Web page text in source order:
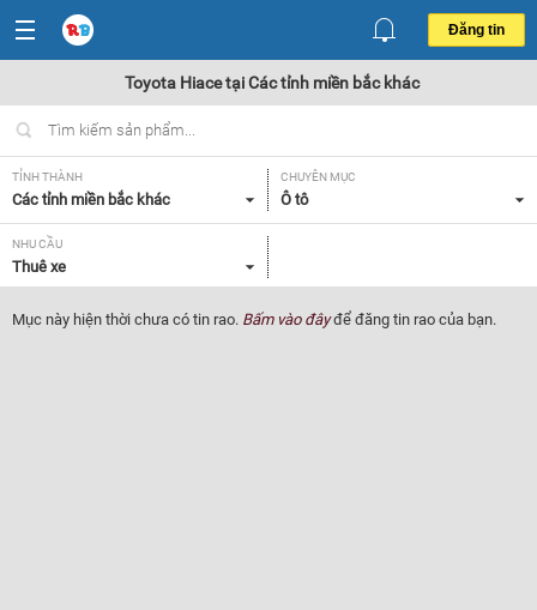
Đăng tin
Toyota Hiace tại Các tỉnh miền bắc khác
TỈNH THÀNH
Các tỉnh miền bắc khác
CHUYÊN MỤC
Ô tô
NHU CẦU
Thuê xe
Mục này hiện thời chưa có tin rao. Bấm vào đâyđể đăng tin rao của bạn.